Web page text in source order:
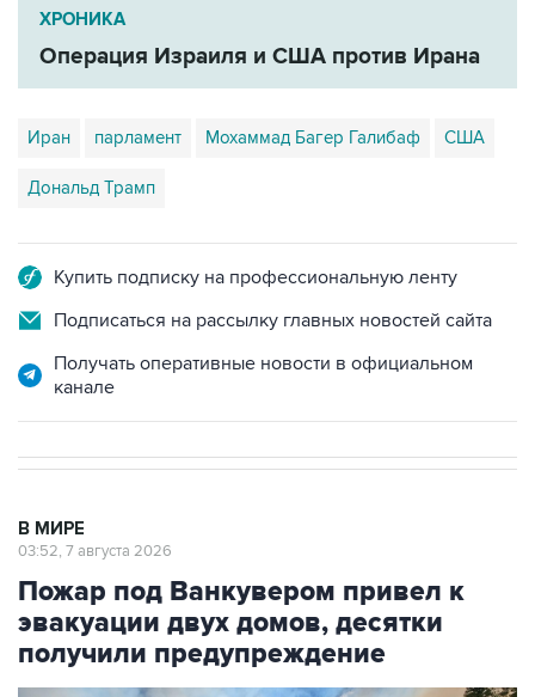
ХРОНИКА
Операция Израиля и США против Ирана
Иран парламент Мохаммад Багер Галибаф США
Дональд Трамп
Купить подписку на профессиональную ленту
Подписаться на рассылку главных новостей сайта
Получать оперативные новости в официальном
канале
В МИРЕ
03:52, 7 августа 2026
Пожар под Ванкувером привел к
эвакуации двух домов, десятки
получили предупреждение